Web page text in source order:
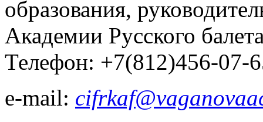
образования,
Академии Русского
Телефон: +7(812)456-07-
e-mail: cifrkaf